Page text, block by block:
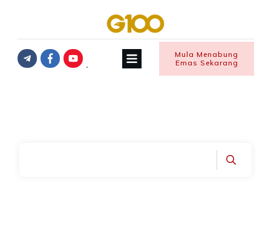
Mula Menabung
Emas Sekarang